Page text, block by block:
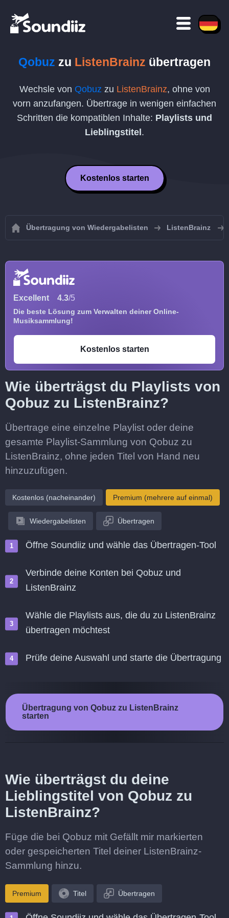
Qobuz zu ListenBrainz übertragen
Wechsle von Qobuz zu ListenBrainz, ohne von
vorn anzufangen. Übertrage in wenigen einfachen
Schritten die kompatiblen Inhalte: Playlists und
Lieblingstitel .
Kostenlos starten
Übertragung von Wiedergabelisten ListenBrainz
Excellent 4.3/5
Die beste Lösung zum Verwalten deiner Online-
Musiksammlung!
Kostenlos starten
Wie überträgst du Playlists von
Qobuz zu ListenBrainz?
Übertrage eine einzelne Playlist oder deine
gesamte Playlist-Sammlung von Qobuz zu
ListenBrainz, ohne jeden Titel von Hand neu
hinzuzufügen.
Kostenlos (nacheinander) Premium (mehrere auf einmal)
Wiedergabelisten Übertragen
Öffne Soundiiz und wähle das Übertragen-Tool
Verbinde deine Konten bei Qobuz und
ListenBrainz
Wähle die Playlists aus, die du zu ListenBrainz
übertragen möchtest
Prüfe deine Auswahl und starte die Übertragung
Übertragung von Qobuz zu ListenBrainz
starten
Wie überträgst du deine
Lieblingstitel von Qobuz zu
ListenBrainz?
Füge die bei Qobuz mit Gefällt mir markierten
oder gespeicherten Titel deiner ListenBrainz-
Sammlung hinzu.
Premium Titel Übertragen